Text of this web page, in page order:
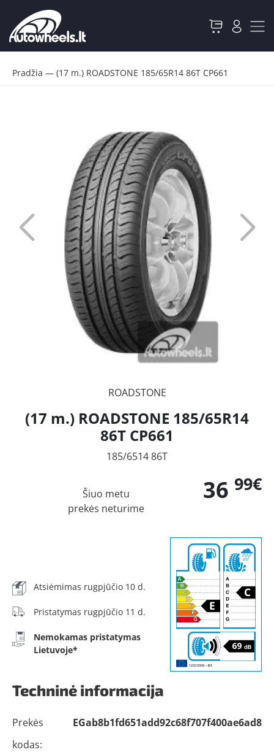
Pradžia — (17 m.) ROADSTONE 185/65R14 86T CP661
ROADSTONE
(17 m.) ROADSTONE 185/65R14
86T CP661
185/6514 86T
36 99€
Šiuo metu
prekės neturime
Atsiėmimas rugpjūčio 10 d.
Pristatymas rugpjūčio 11 d.
Nemokamas pristatymas
Lietuvoje*
Techninė informacija
Prekės
kodas:
EGab8b1fd651add92c68f707f400ae6ad8